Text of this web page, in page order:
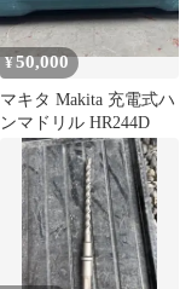
¥50,000
マキタ Makita 充電式ハ
ンマドリル HR244D